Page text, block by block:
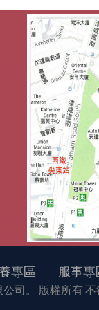
專區 服事專
司。 版權所有 不